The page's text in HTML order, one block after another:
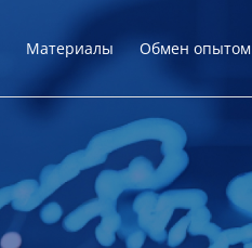
Материалы Обмен опытом